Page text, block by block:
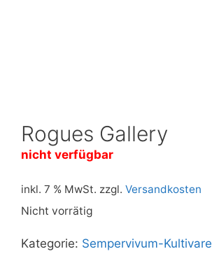
Rogues Gallery
nicht verfügbar
inkl. 7 % MwSt. zzgl. Versandkosten
Nicht vorrätig
Kategorie: Sempervivum-Kultivare